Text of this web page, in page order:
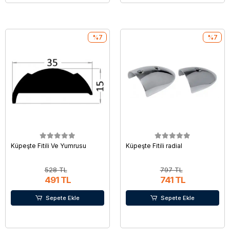
Küpeşte Fitili Ve Yumrusu
528 TL
491 TL
%7
Sepete Ekle
Küpeşte Fitili radial
797 TL
741 TL
%7
Sepete Ekle